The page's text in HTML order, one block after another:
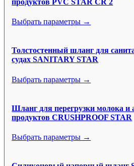
Выбрать параметры →
Толстостенный шланг для
судах SANITARY STAR
Выбрать параметры →
Шланг для перегрузки молока и
продуктов CRUSHPROOF STAR
Выбрать параметры →